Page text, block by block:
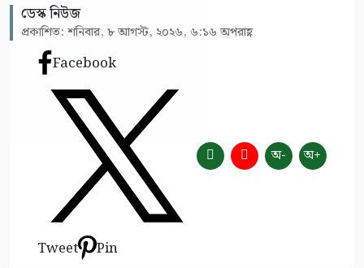
ডেস্ক নিউজ
প্রকাশিত: শনিবার, ৮ আগস্ট, ২০২৬, ৬:১৬ অপরাহ্ণ
Facebook
Tweet Pin
অ- অ+